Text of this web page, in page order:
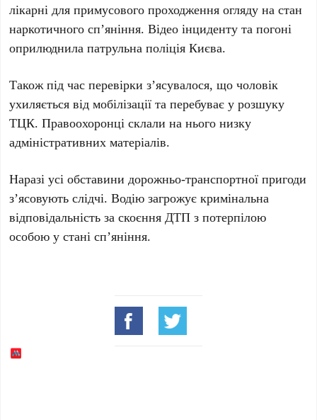
лікарні для примусового проходження огляду на стан
наркотичного сп’яніння. Відео інциденту та погоні
оприлюднила патрульна поліція Києва.
Також під час перевірки з’ясувалося, що чоловік
ухиляється від мобілізації та перебуває у розшуку
ТЦК. Правоохоронці склали на нього низку
адміністративних матеріалів.
Наразі усі обставини дорожньо-транспортної пригоди
з’ясовують слідчі. Водію загрожує кримінальна
відповідальність за скоєнняДТП з потерпілою
особою у стані сп’яніння.